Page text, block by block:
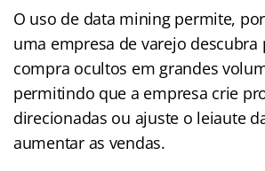
O uso de data mining permite,
uma empresa de varejo descubra
compra ocultos em grandes
permitindo que a empresa crie
direcionadas ou ajuste o leiaute
aumentar as vendas.